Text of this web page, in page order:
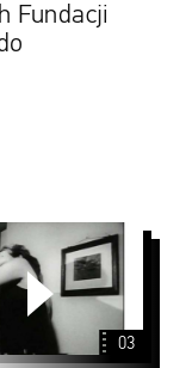
Fundacji
03